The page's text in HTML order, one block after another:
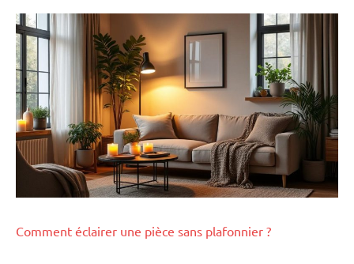
Comment éclairer une pièce sans plafonnier ?